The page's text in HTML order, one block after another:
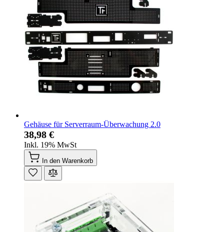
Gehäuse für Serverraum-Überwachung 2.0
38,98 €
Inkl. 19% MwSt
In den Warenkorb